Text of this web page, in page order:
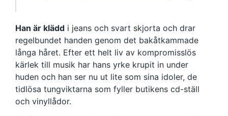
Han är klädd i jeans och svart skjorta och drar
regelbundet handen genom det bakåtkammade
långa håret. Efter ett helt liv av kompromisslös
kärlek till musik har hans yrke krupit in under
huden och han ser nu ut lite som sina idoler, de
tidlösa tungviktarna som fyller butikens cd-ställ
och vinyllådor.